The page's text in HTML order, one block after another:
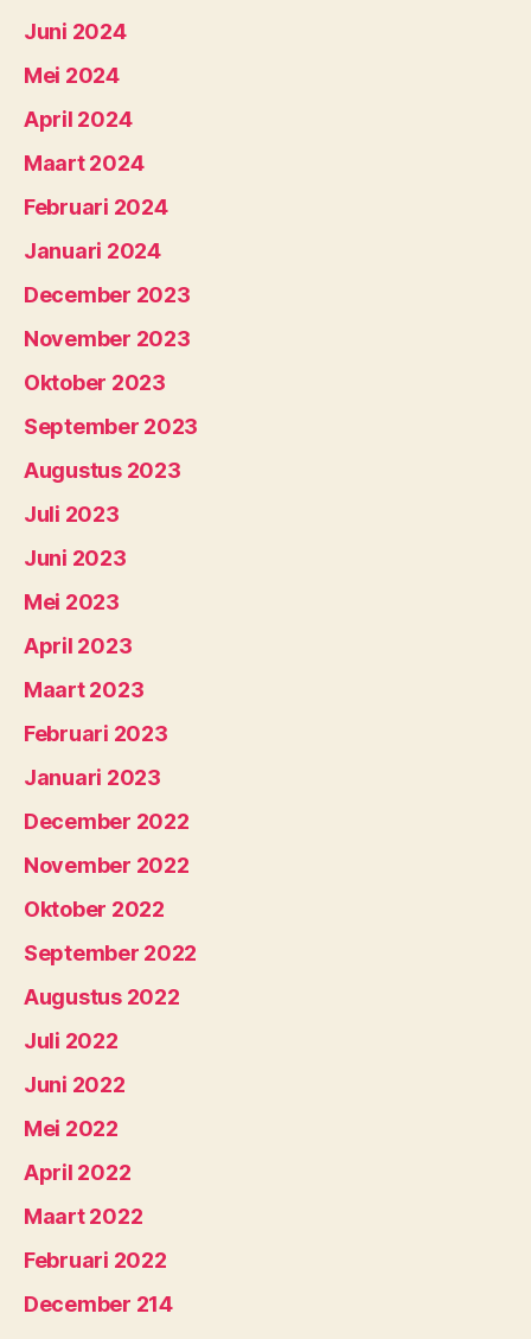
Juni 2024
Mei 2024
April 2024
Maart 2024
Februari 2024
Januari 2024
December 2023
November 2023
Oktober 2023
September 2023
Augustus 2023
Juli 2023
Juni 2023
Mei 2023
April 2023
Maart 2023
Februari 2023
Januari 2023
December 2022
November 2022
Oktober 2022
September 2022
Augustus 2022
Juli 2022
Juni 2022
Mei 2022
April 2022
Maart 2022
Februari 2022
December 214